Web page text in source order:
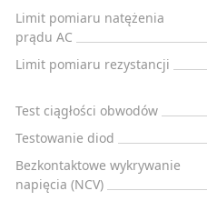
Limit pomiaru natężenia
prądu AC
Limit pomiaru rezystancji
Test ciągłości obwodów
Testowanie diod
Bezkontaktowe wykrywanie
napięcia (NCV)